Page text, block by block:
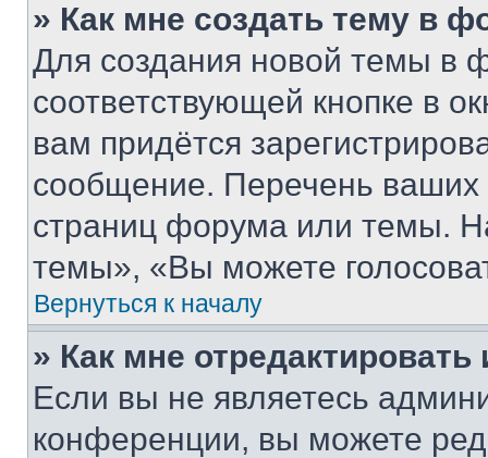
» Как мне создать тему в
Для создания новой темы в
соответствующей кнопке в
вам придётся
сообщение. Перечень ваших
страниц форума или темы.
темы», «Вы можете
Вернуться к началу
» Как мне
Если вы не являетесь
конференции, вы можете